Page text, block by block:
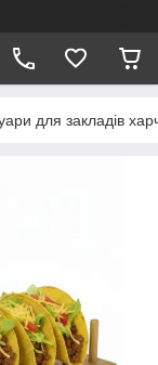
для закладів